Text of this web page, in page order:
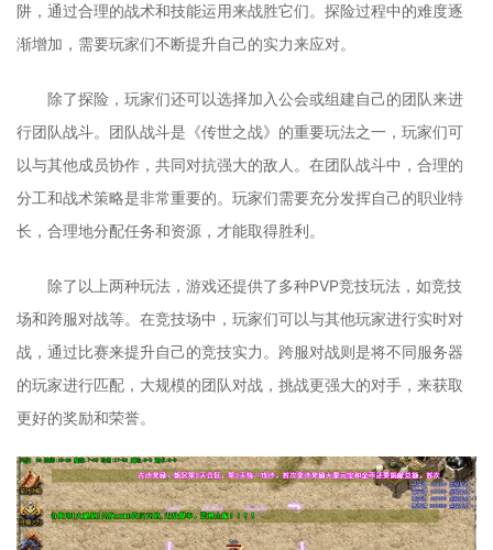
阱，通过合理的战术和技能运用来战胜它们。探险过程中的难度逐
渐增加，需要玩家们不断提升自己的实力来应对。
除了探险，玩家们还可以选择加入公会或组建自己的团队来进
行团队战斗。团队战斗是《传世之战》的重要玩法之一，玩家们可
以与其他成员协作，共同对抗强大的敌人。在团队战斗中，合理的
分工和战术策略是非常重要的。玩家们需要充分发挥自己的职业特
长，合理地分配任务和资源，才能取得胜利。
除了以上两种玩法，游戏还提供了多种PVP竞技玩法，如竞技
场和跨服对战等。在竞技场中，玩家们可以与其他玩家进行实时对
战，通过比赛来提升自己的竞技实力。跨服对战则是将不同服务器
的玩家进行匹配，大规模的团队对战，挑战更强大的对手，来获取
更好的奖励和荣誉。